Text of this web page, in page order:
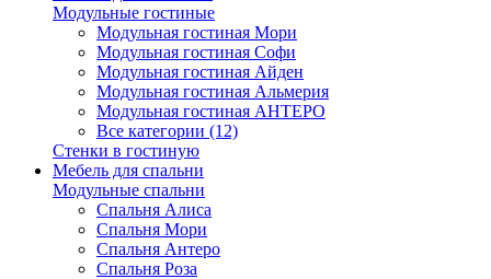
Модульные гостиные
Модульная гостиная Мори
Модульная гостиная Софи
Модульная гостиная Айден
Модульная гостиная Альмерия
Модульная гостиная АНТЕРО
Все категории (12)
Стенки в гостиную
Мебель для спальни
Модульные спальни
Спальня Алиса
Спальня Мори
Спальня Антеро
Спальня Роза